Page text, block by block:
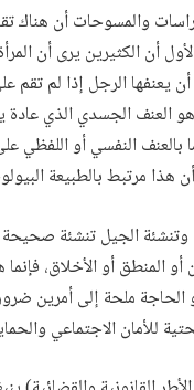
والمسوحات أن هناك
أن الكثيرين يرى أن
يعنفها الرجل إذا لم تقم
هو العنف الجسدي الذي
النفسي أو اللفظي
هذا مرتبط بالطبيعة
الجيل تنشئة صحيحة
أو المنطق أو الأخلاق،
الحاجة ملحة إلى أمرين
للأمان الاجتماعي